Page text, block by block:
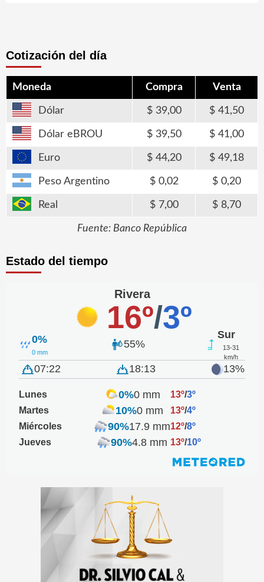
Cotización del día
Moneda Compra Venta
Dólar 39,00 41,50
Dólar eBROU 39,50 41,00
Euro 44,20 49,18
Peso Argentino 0,02 0,20
Real 7,00 8,70
Fuente: Banco República
Estado del tiempo
Rivera
16º/3º
0%
0 mm
55%
Sur
13-31
km/h
07:22 18:13 13%
Lunes 0%0 mm 13º/3º
Martes
10%0 mm 13º/4º
Miércoles
90%17.9 mm12º/8º
Jueves
90%4.8 mm 13º/10º